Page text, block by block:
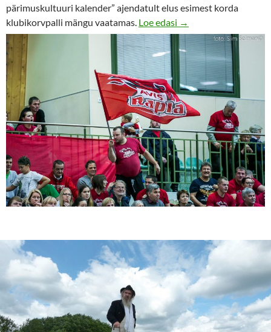
pärimuskultuuri kalender” ajendatult elus esimest korda
klubikorvpalli mängu vaatamas. Loe edasi Kalendrikuumus ja
→